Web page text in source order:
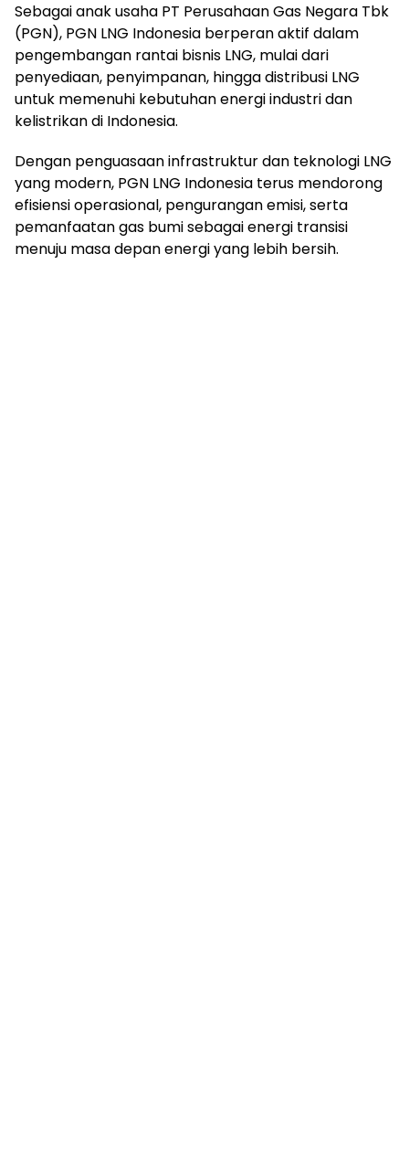
Sebagai anak usaha PT Perusahaan Gas Negara Tbk
(PGN), PGN LNG Indonesia berperan aktif dalam
pengembangan rantai bisnis LNG, mulai dari
penyediaan, penyimpanan, hingga distribusi LNG
untuk memenuhi kebutuhan energi industri dan
kelistrikan di Indonesia.
Dengan penguasaan infrastruktur dan teknologi LNG
yang modern, PGN LNG Indonesia terus mendorong
efisiensi operasional, pengurangan emisi, serta
pemanfaatan gas bumi sebagai energi transisi
menuju masa depan energi yang lebih bersih.